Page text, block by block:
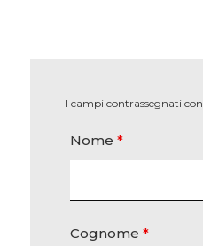
I campi contrassegnati con
Nome *
Cognome *